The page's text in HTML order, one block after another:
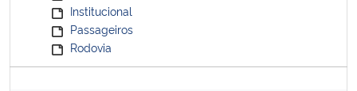
Institucional
Passageiros
Rodovia